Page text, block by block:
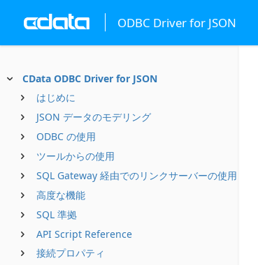
ODBC Driver for JSON
CData ODBC Driver for JSON
はじめに
JSON データのモデリング
ODBC の使用
ツールからの使用
SQL Gateway 経由でのリンクサーバーの使用
高度な機能
SQL 準拠
API Script Reference
接続プロパティ